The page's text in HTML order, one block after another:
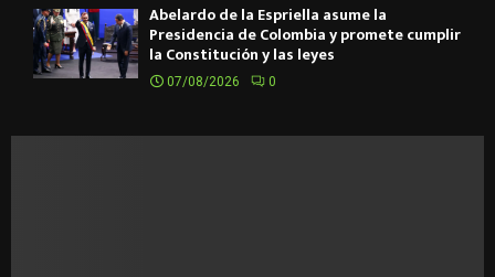
Abelardo de la Espriella asume la
Presidencia de Colombia y promete cumplir
la Constitución y las leyes
07/08/2026 0